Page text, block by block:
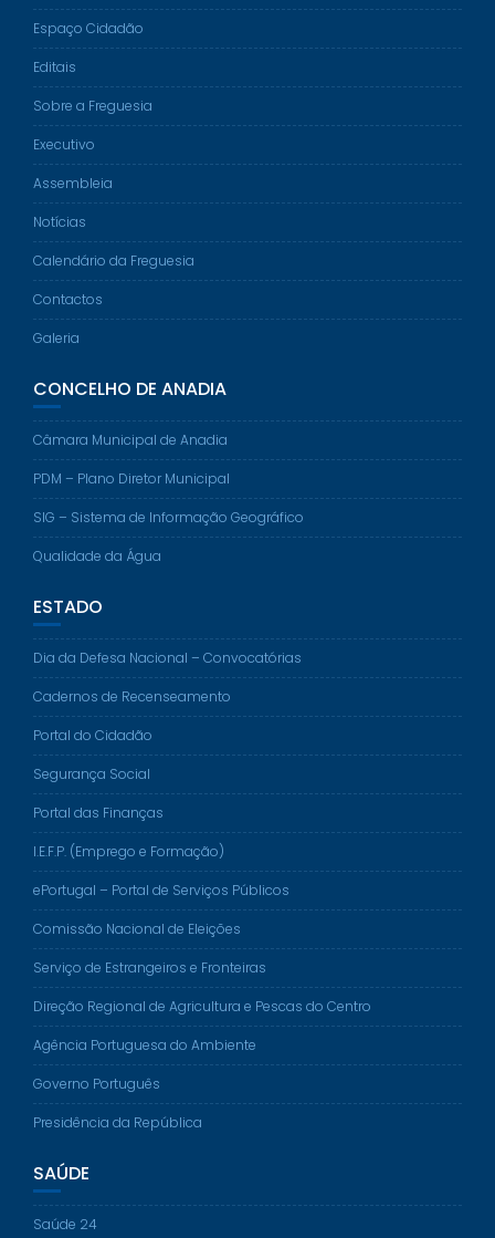
Espaço Cidadão
Editais
Sobre a Freguesia
Executivo
Assembleia
Notícias
Calendário da Freguesia
Contactos
Galeria
CONCELHO DE ANADIA
Câmara Municipal de Anadia
PDM – Plano Diretor Municipal
SIG – Sistema de Informação Geográfico
Qualidade da Água
ESTADO
Dia da Defesa Nacional – Convocatórias
Cadernos de Recenseamento
Portal do Cidadão
Segurança Social
Portal das Finanças
I.E.F.P. (Emprego e Formação)
ePortugal – Portal de Serviços Públicos
Comissão Nacional de Eleições
Serviço de Estrangeiros e Fronteiras
Direção Regional de Agricultura e Pescas do Centro
Agência Portuguesa do Ambiente
Governo Português
Presidência da República
SAÚDE
Saúde 24